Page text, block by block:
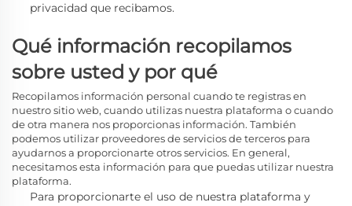
privacidad que recibamos.
Qué información recopilamos
sobre usted y por qué
Recopilamos información personal cuando te registras en
nuestro sitio web, cuando utilizas nuestra plataforma o cuando
de otra manera nos proporcionas información. También
podemos utilizar proveedores de servicios de terceros para
ayudarnos a proporcionarte otros servicios. En general,
necesitamos esta información para que puedas utilizar nuestra
plataforma.
Para proporcionarte el uso de nuestra plataforma y